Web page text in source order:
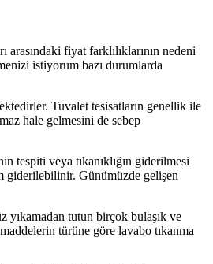
arasındaki fiyat farklılıklarının nedeni
istiyorum bazı durumlarda
Tuvalet tesisatların genellik ile
hale gelmesini de sebep
tespiti veya tıkanıklığın giderilmesi
giderilebilinir. Günümüzde gelişen
tutun birçok bulaşık ve
türüne göre lavabo tıkanma